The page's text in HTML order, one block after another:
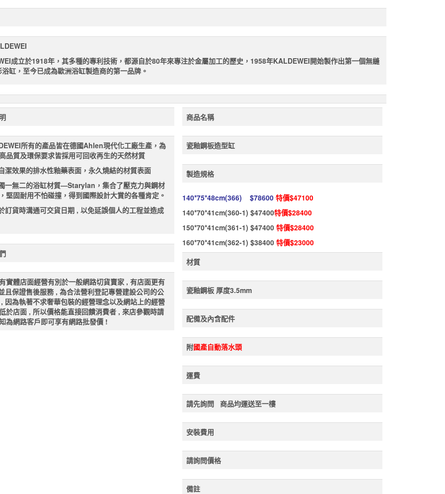
鋼
140*75*48CM
數
成立於1918年，其多種的專利技術，都源自於80年來專注於金屬加工的歷史，1958年KALDEWEI開始製作出第一個無縫
缸，至今已成為歐洲浴缸製造商的第一品牌。
所有的產品皆在德國Ahlen現代化工廠生產，為
品質及環保要求皆採用可回收再生的天然材質
潔效果的排水性釉藥表面，永久燒結的材質表面
一無二的浴缸材質—Starylan，集合了壓克力與鋼材
堅固耐用不怕碰撞，得到國際設計大賞的各種肯定。
訂貨時溝通可交貨日期 , 以免延誤個人的工程並造成
實體店面經營有別於一般網路切貨賣家 , 有店面更有
且保證售後服務 , 為合法營利登記專營建設公司的公
因為執著不求奢華包裝的經營理念以及網站上的經營
於店面 , 所以價格能直接回饋消費者 , 來店參觀時請
為網路客戶即可享有網路批發價 !
商品名稱
瓷釉鋼板造型缸
製造規格
140*75*48cm(366) $78600 特價$47100
140*70*41cm(360-1) $47400特價$28400
150*70*41cm(361-1) $47400 特價$28400
160*70*41cm(362-1) $38400 特價$23000
材質
瓷釉鋼板 厚度3.5mm
配備及內含配件
附國產自動落水頭
運費
請先詢問 商品均運送至一樓
安裝費用
請詢問價格
備註